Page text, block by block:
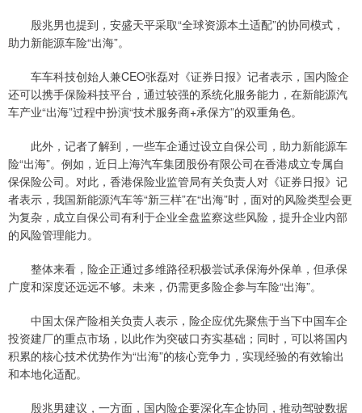
殷兆男也提到，安盛天平采取“全球资源本土适配”的协同模式，
助力新能源车险“出海”。
车车科技创始人兼CEO张磊对《证券日报》记者表示，国内险企
还可以携手保险科技平台，通过较强的系统化服务能力，在新能源汽
车产业“出海”过程中扮演“技术服务商+承保方”的双重角色。
此外，记者了解到，一些车企通过设立自保公司，助力新能源车
险“出海”。例如，近日上海汽车集团股份有限公司在香港成立专属自
保保险公司。对此，香港保险业监管局有关负责人对《证券日报》记
者表示，我国新能源汽车等“新三样”在“出海”时，面对的风险类型会更
为复杂，成立自保公司有利于企业全盘监察这些风险，提升企业内部
的风险管理能力。
整体来看，险企正通过多维路径积极尝试承保海外保单，但承保
广度和深度还远远不够。未来，仍需更多险企参与车险“出海”。
中国太保产险相关负责人表示，险企应优先聚焦于当下中国车企
投资建厂的重点市场，以此作为突破口夯实基础；同时，可以将国内
积累的核心技术优势作为“出海”的核心竞争力，实现经验的有效输出
和本地化适配。
殷兆男建议，一方面，国内险企要深化车企协同，推动驾驶数据